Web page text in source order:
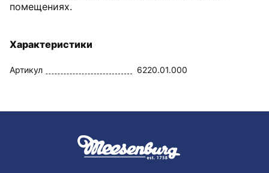
помещениях.
Характеристики
Артикул 6220.01.000